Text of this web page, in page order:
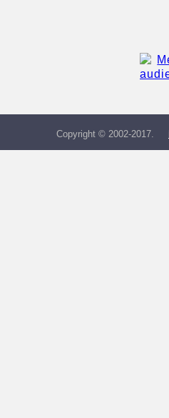
Copyright © 2002-2017.